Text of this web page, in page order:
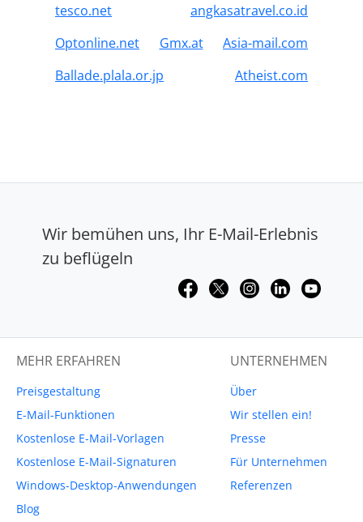
tesco.net
angkasatravel.co.id
Optonline.net
Gmx.at
Asia-mail.com
Ballade.plala.or.jp
Atheist.com
Wir bemühen uns, Ihr E-Mail-Erlebnis
zu beflügeln
MEHR ERFAHREN
Preisgestaltung
E-Mail-Funktionen
Kostenlose E-Mail-Vorlagen
Kostenlose E-Mail-Signaturen
Windows-Desktop-Anwendungen
Blog
UNTERNEHMEN
Über
Wir stellen ein!
Presse
Für Unternehmen
Referenzen